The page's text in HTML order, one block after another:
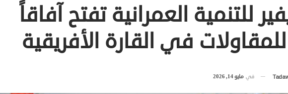
للتنمية العمرانية تفتح آفاقاً
في القارة الأفريقية
في مايو 14, 2026